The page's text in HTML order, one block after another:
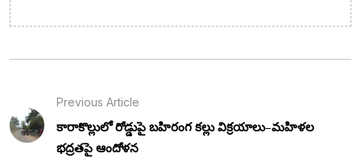
Previous Article
కారాకొల్లులో రోడ్డుపై బహిరంగ కల్లు విక్రయాలు–మహిళల
భద్రతపై ఆందోళన